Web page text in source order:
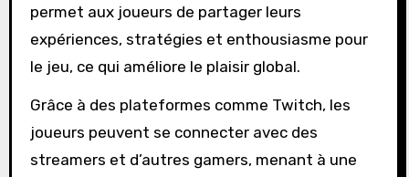
permet aux joueurs de partager leurs
expériences, stratégies et enthousiasme pour
le jeu, ce qui améliore le plaisir global.
Grâce à des plateformes comme Twitch, les
joueurs peuvent se connecter avec des
streamers et d’autres gamers, menant à une